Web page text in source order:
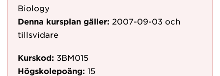
Biology
Denna kursplan gäller: 2007-09-03 och
tillsvidare
Kurskod: 3BM015
Högskolepoäng: 15